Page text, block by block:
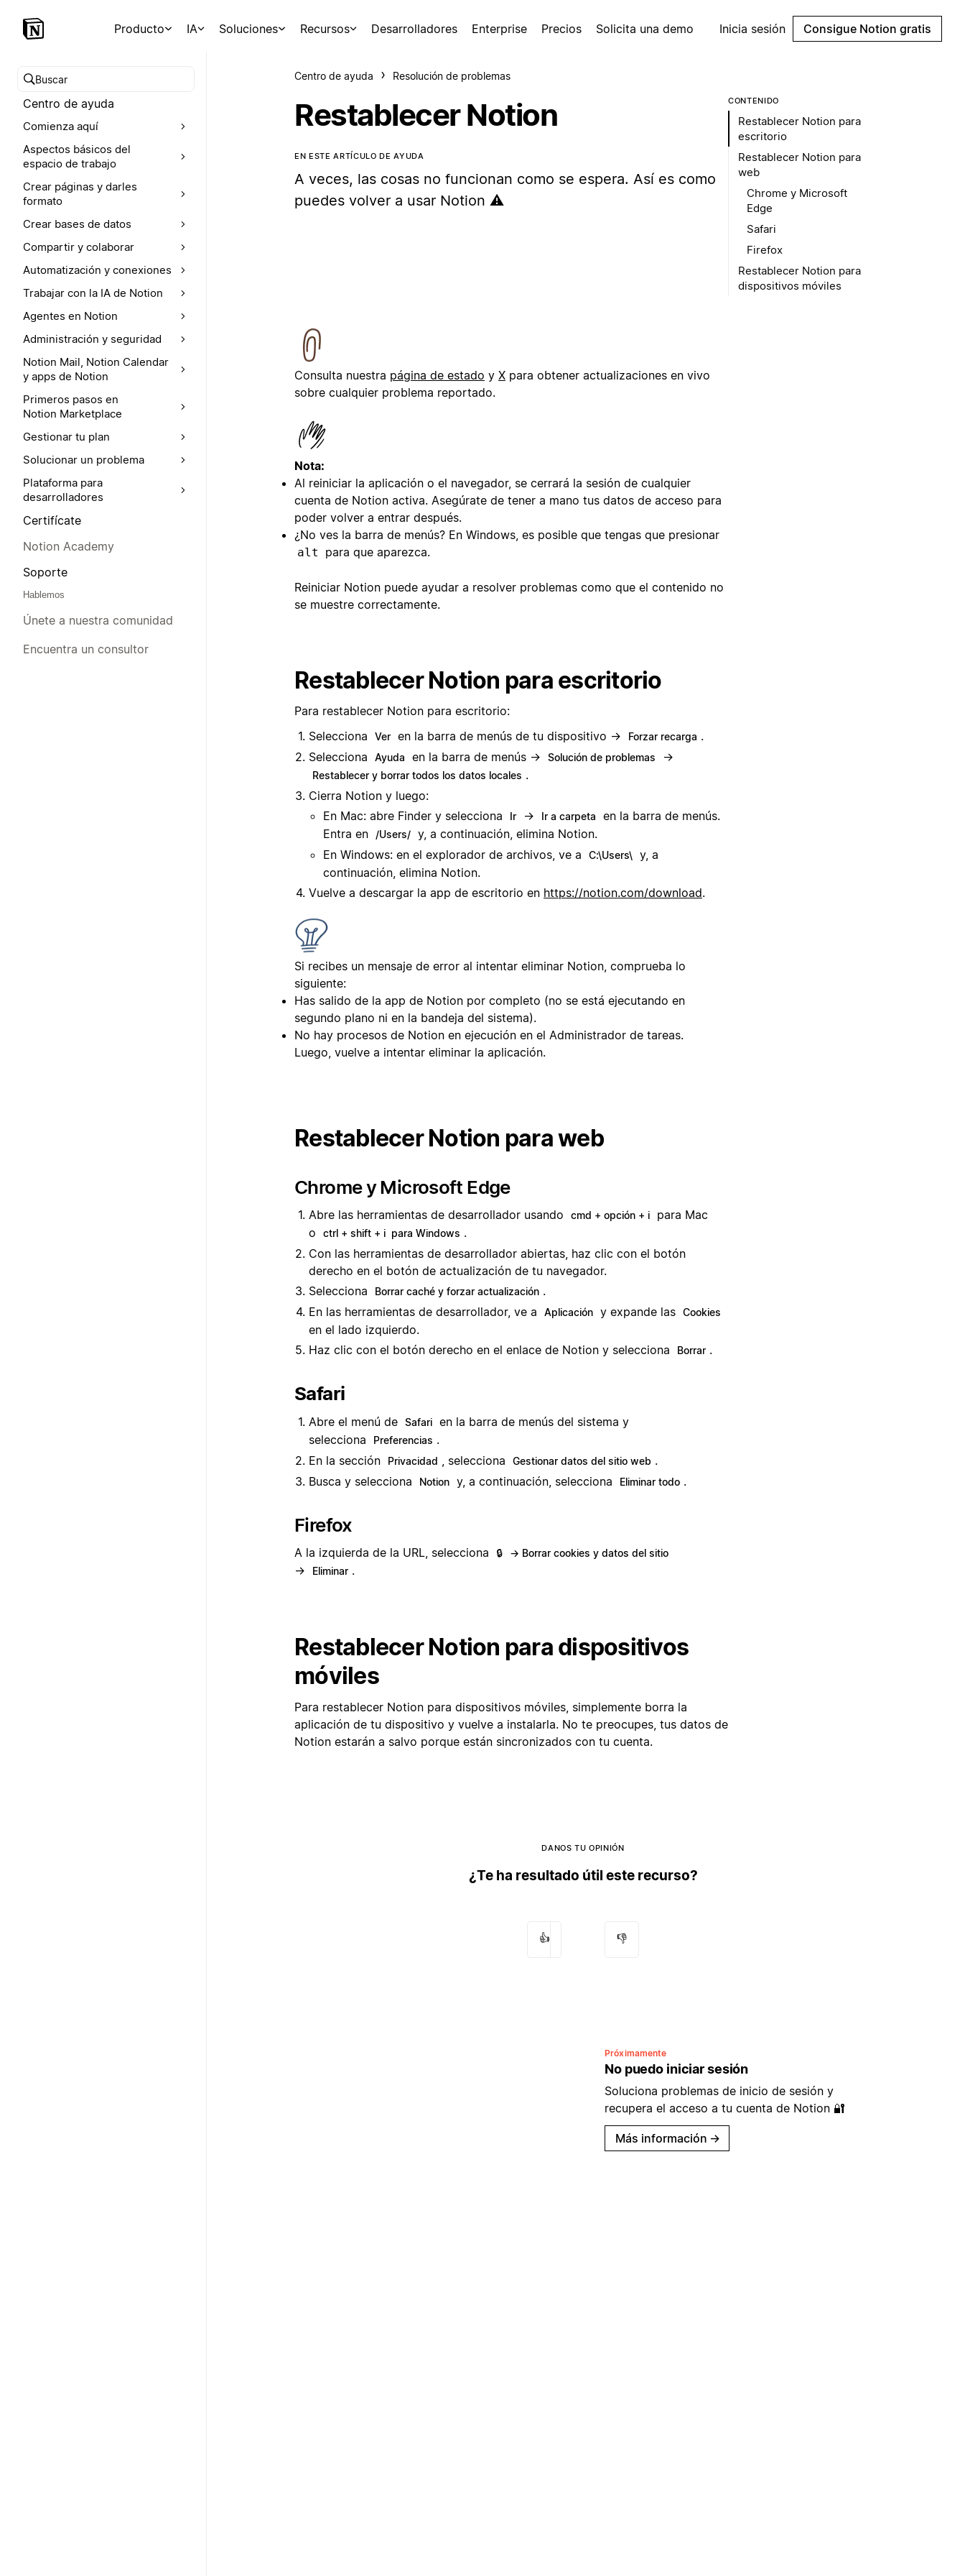
Producto IA Soluciones Recursos Desarrolladores Enterprise Precios Solicita una demo Inicia sesión Consigue Notion gratis
Buscar en el Centro de ayuda
Centro de ayuda
Comienza aquí
Aspectos básicos del
espacio de trabajo
Crear páginas y darles
formato
Crear bases de datos
Compartir y colaborar
Automatización y conexiones
Trabajar con la IA de Notion
Agentes en Notion
Administración y seguridad
Notion Mail, Notion Calendar
y apps de Notion
Primeros pasos en
Notion Marketplace
Gestionar tu plan
Solucionar un problema
Plataforma para
desarrolladores
Certifícate
Notion Academy
Soporte
Hablemos
Únete a nuestra comunidad
Encuentra un consultor
Centro de ayuda Resolución de problemas
Restablecer Notion
EN ESTE ARTÍCULO DE AYUDA
A veces, las cosas no funcionan como se espera. Así es como
puedes volver a usar Notion ⚠️
Consulta nuestra página de estado y X para obtener actualizaciones en vivo
sobre cualquier problema reportado.
Nota:
Al reiniciar la aplicación o el navegador, se cerrará la sesión de cualquier
cuenta de Notion activa. Asegúrate de tener a mano tus datos de acceso para
poder volver a entrar después.
¿No ves la barra de menús? En Windows, es posible que tengas que presionar
alt para que aparezca.
Reiniciar Notion puede ayudar a resolver problemas como que el contenido no
se muestre correctamente.
Restablecer Notion para escritorio
Para restablecer Notion para escritorio:
Selecciona
Ver en la barra de menús de tu dispositivo → Forzar recarga .
Selecciona
Ayuda en la barra de menús → Solución de problemas →
Restablecer y borrar todos los datos locales .
Cierra Notion y luego:
En Mac: abre Finder y selecciona
Ir → Ir a carpeta
en la barra de menús.
Entra en
/Users/ y, a continuación, elimina Notion.
En Windows: en el explorador de archivos, ve a
C:\Users\
y, a
continuación, elimina Notion.
Vuelve a descargar la app de escritorio en https://notion.com/download.
Si recibes un mensaje de error al intentar eliminar Notion, comprueba lo
siguiente:
Has salido de la app de Notion por completo (no se está ejecutando en
segundo plano ni en la bandeja del sistema).
No hay procesos de Notion en ejecución en el Administrador de tareas.
Luego, vuelve a intentar eliminar la aplicación.
Restablecer Notion para web
Chrome y Microsoft Edge
Abre las herramientas de desarrollador usando cmd + opción + i
para Mac
o
ctrl + shift + i para Windows .
Con las herramientas de desarrollador abiertas, haz clic con el botón
derecho en el botón de actualización de tu navegador.
Selecciona
Borrar caché y forzar actualización .
En las herramientas de desarrollador, ve a
Aplicación y expande las Cookies
en el lado izquierdo.
Haz clic con el botón derecho en el enlace de Notion y selecciona
Borrar .
Safari
Abre el menú de Safari en la barra de menús del sistema y
selecciona
Preferencias .
En la sección
Privacidad , selecciona Gestionar datos del sitio web .
Busca y selecciona
Notion y, a continuación, selecciona Eliminar todo .
Firefox
A la izquierda de la URL, selecciona 🔒 → Borrar cookies y datos del sitio
→ Eliminar .
Restablecer Notion para dispositivos
móviles
Para restablecer Notion para dispositivos móviles, simplemente borra la
aplicación de tu dispositivo y vuelve a instalarla. No te preocupes, tus datos de
Notion estarán a salvo porque están sincronizados con tu cuenta.
CONTENIDO
Restablecer Notion para
escritorio
Restablecer Notion para
web
Chrome y Microsoft
Edge
Safari
Firefox
Restablecer Notion para
dispositivos móviles
DANOS TU OPINIÓN
¿Te ha resultado útil este recurso?
👍 👎
Próximamente
No puedo iniciar sesión
Soluciona problemas de inicio de sesión y
recupera el acceso a tu cuenta de Notion 🔐
Más información →